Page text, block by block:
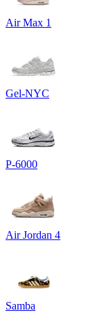
Air Max 1
Gel-NYC
P-6000
Air Jordan 4
Samba